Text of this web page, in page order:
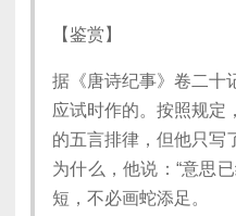
【鉴赏】
据《唐诗纪事》卷二十
应试时作的。按照规定
的五言排律，但他只写
为什么，他说：“意思
短，不必画蛇添足。